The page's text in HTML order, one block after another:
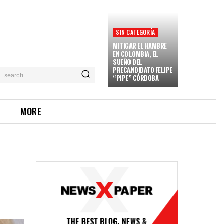
search
SIN CATEGORÍA
MITIGAR EL HAMBRE
EN COLOMBIA, EL
SUEÑO DEL
PRECANDIDATO FELIPE
“PIPE” CÓRDOBA
MORE